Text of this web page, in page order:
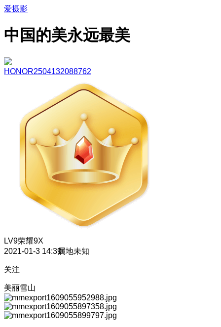
爱摄影
中国的美永远最美
HONOR2504132088762
LV9荣耀9X
2021-01-3 14:39属地未知
关注
美丽雪山